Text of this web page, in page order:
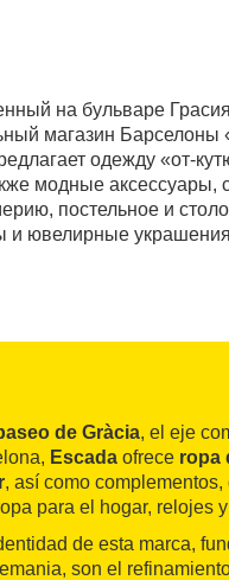
на бульваре
магазин Барселоны
одежду «от-
модные аксессуары,
постельное и
и ювелирные
de Gràcia, el eje
Escada ofrece ropa
, así como complementos,
para el hogar, relojes
de esta marca,
son el